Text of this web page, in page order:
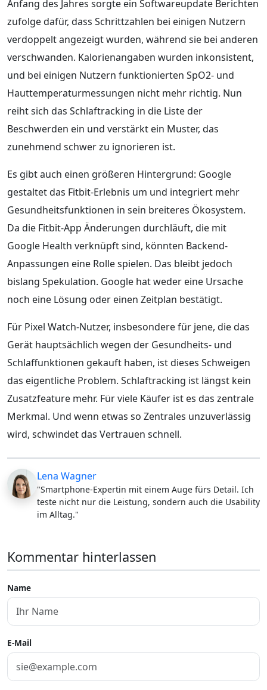
Anfang des Jahres sorgte ein Softwareupdate Berichten
zufolge dafür, dass Schrittzahlen bei einigen Nutzern
verdoppelt angezeigt wurden, während sie bei anderen
verschwanden. Kalorienangaben wurden inkonsistent,
und bei einigen Nutzern funktionierten SpO2- und
Hauttemperaturmessungen nicht mehr richtig. Nun
reiht sich das Schlaftracking in die Liste der
Beschwerden ein und verstärkt ein Muster, das
zunehmend schwer zu ignorieren ist.
Es gibt auch einen größeren Hintergrund: Google
gestaltet das Fitbit-Erlebnis um und integriert mehr
Gesundheitsfunktionen in sein breiteres Ökosystem.
Da die Fitbit-App Änderungen durchläuft, die mit
Google Health verknüpft sind, könnten Backend-
Anpassungen eine Rolle spielen. Das bleibt jedoch
bislang Spekulation. Google hat weder eine Ursache
noch eine Lösung oder einen Zeitplan bestätigt.
Für Pixel Watch-Nutzer, insbesondere für jene, die das
Gerät hauptsächlich wegen der Gesundheits- und
Schlaffunktionen gekauft haben, ist dieses Schweigen
das eigentliche Problem. Schlaftracking ist längst kein
Zusatzfeature mehr. Für viele Käufer ist es das zentrale
Merkmal. Und wenn etwas so Zentrales unzuverlässig
wird, schwindet das Vertrauen schnell.
Lena Wagner
"Smartphone-Expertin mit einem Auge fürs Detail. Ich
teste nicht nur die Leistung, sondern auch die Usability
im Alltag."
Kommentar hinterlassen
Name
E-Mail